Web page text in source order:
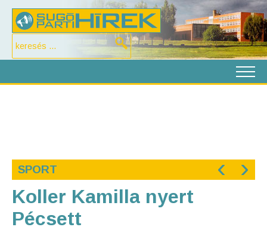
SPORT ‹ ›
Koller Kamilla nyert
Pécsett